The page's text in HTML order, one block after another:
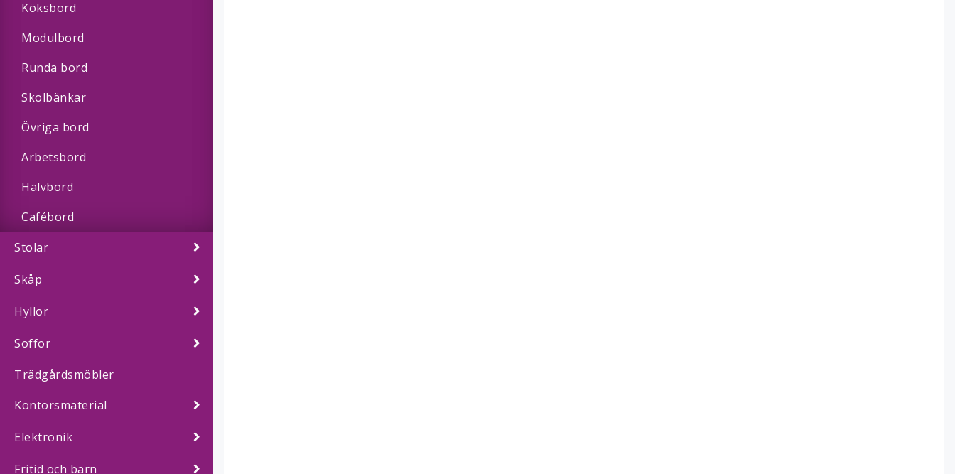
Köksbord
Modulbord
Runda bord
Skolbänkar
Övriga bord
Arbetsbord
Halvbord
Cafébord
Stolar
Skåp
Hyllor
Soffor
Trädgårdsmöbler
Kontorsmaterial
Elektronik
Fritid och barn